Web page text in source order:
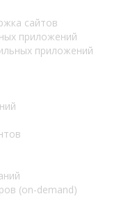
сайтов
приложений
приложений
(on-demand)